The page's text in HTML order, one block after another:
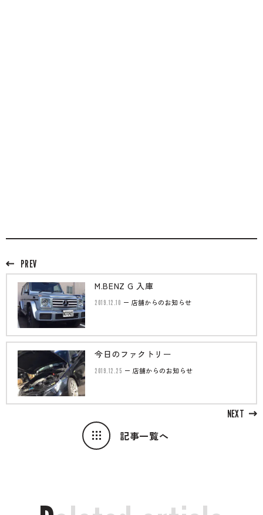
PREV
M.BENZ G 入庫
2019.12.10 店舗からのお知らせ
記事一覧へ
NEXT
今日のファクトリー
2019.12.25 店舗からのお知らせ